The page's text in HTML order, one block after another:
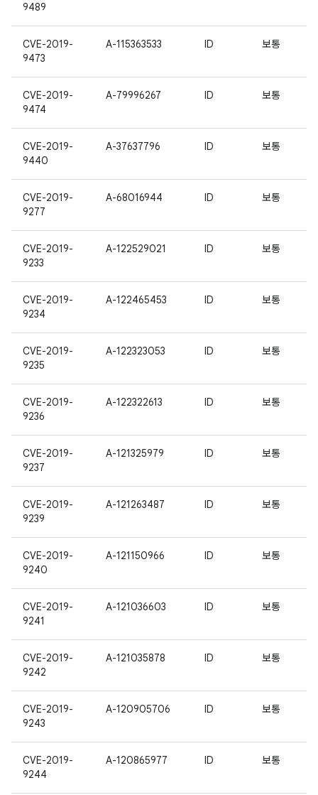
9489
CVE-2019-
9473
A-115363533 ID 보통
CVE-2019-
9474
A-79996267 ID 보통
CVE-2019-
9440
A-37637796 ID 보통
CVE-2019-
9277
A-68016944 ID 보통
CVE-2019-
9233
A-122529021 ID 보통
CVE-2019-
9234
A-122465453 ID 보통
CVE-2019-
9235
A-122323053 ID 보통
CVE-2019-
9236
A-122322613 ID 보통
CVE-2019-
9237
A-121325979 ID 보통
CVE-2019-
9239
A-121263487 ID 보통
CVE-2019-
9240
A-121150966 ID 보통
CVE-2019-
9241
A-121036603 ID 보통
CVE-2019-
9242
A-121035878 ID 보통
CVE-2019-
9243
A-120905706 ID 보통
CVE-2019-
9244
A-120865977 ID 보통